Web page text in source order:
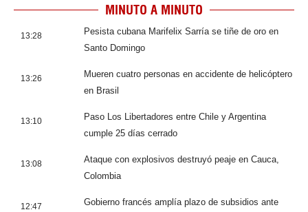
MINUTO A MINUTO
13:28
Pesista cubana Marifelix Sarría se tiñe de oro en
Santo Domingo
13:26
Mueren cuatro personas en accidente de helicóptero
en Brasil
13:10
Paso Los Libertadores entre Chile y Argentina
cumple 25 días cerrado
13:08
Ataque con explosivos destruyó peaje en Cauca,
Colombia
12:47
Gobierno francés amplía plazo de subsidios ante